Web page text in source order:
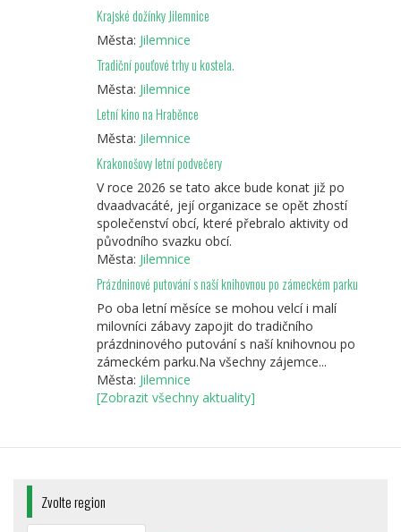
Krajské dožínky Jilemnice
Města: Jilemnice
Tradiční pouťové trhy u kostela.
Města: Jilemnice
Letní kino na Hraběnce
Města: Jilemnice
Krakonošovy letní podvečery
V roce 2026 se tato akce bude konat již po
dvaadvacáté, její organizace se opět zhostí
společenství obcí, které přebralo aktivity od
původního svazku obcí.
Města: Jilemnice
Prázdninové putování s naší knihovnou po zámeckém parku
Po oba letní měsíce se mohou velcí i malí
milovníci zábavy zapojit do tradičního
prázdninového putování s naší knihovnou po
zámeckém parku.Na všechny zájemce...
Města: Jilemnice
[Zobrazit všechny aktuality]
Zvolte region